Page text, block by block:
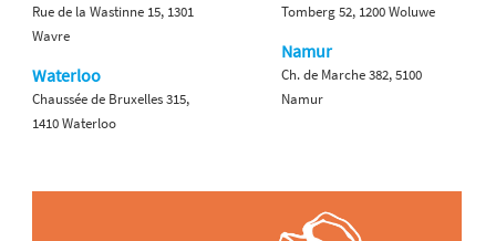
Rue de la Wastinne 15, 1301
Wavre
Waterloo
Chaussée de Bruxelles 315,
1410 Waterloo
Tomberg 52, 1200 Woluwe
Namur
Ch. de Marche 382, 5100
Namur